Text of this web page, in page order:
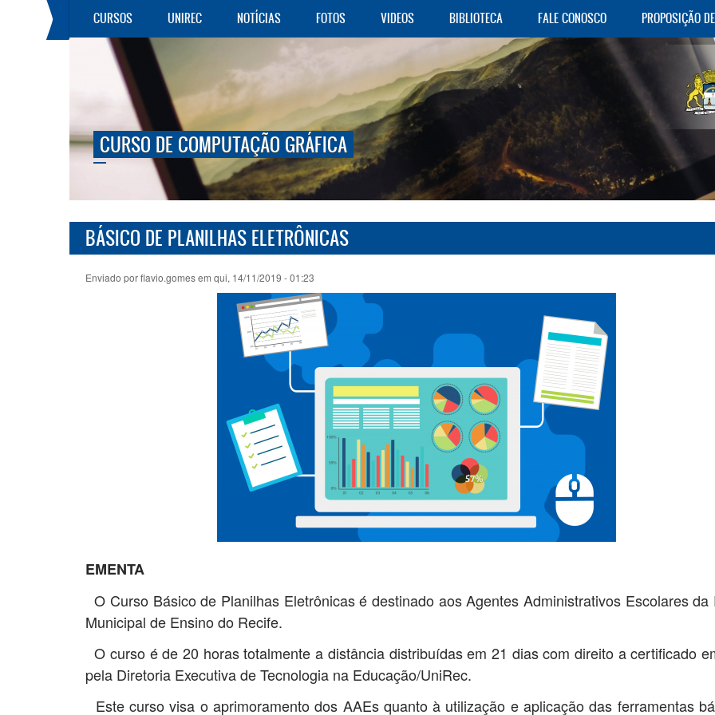
Pular para o conteúdo principal
CURSOS UNIREC NOTÍCIAS FOTOS VIDEOS BIBLIOTECA FALE CONOSCO PROPOSIÇÃO
CURSO DE COMPUTAÇÃO GRÁFICA
BÁSICO DE PLANILHAS ELETRÔNICAS
Enviado porflavio.gomesem qui, 14/11/2019 - 01:23
EMENTA
O Curso Básico de Planilhas Eletrônicas é destinado aos Agentes Administrativos Escolares da
Municipal de Ensino do Recife.
O curso é de 20 horas totalmente a distância distribuídas em 21 dias com direito a certificado
pela Diretoria Executiva de Tecnologia na Educação/UniRec.
Este curso visa o aprimoramento dos AAEs quanto à utilização e aplicação das ferramentas